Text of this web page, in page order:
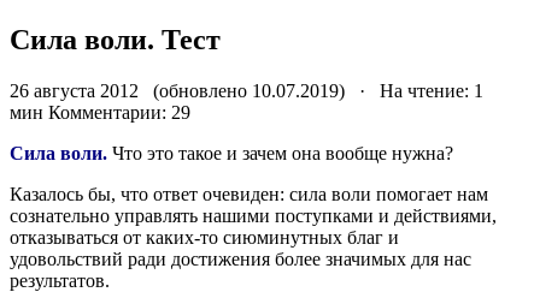
Сила воли. Тест
26 августа 2012 (обновлено 10.07.2019) · На чтение: 1
мин Комментарии: 29
Сила воли. Что это такое и зачем она вообще нужна?
Казалось бы, что ответ очевиден: сила воли помогает нам
сознательно управлять нашими поступками и действиями,
отказываться от каких-то сиюминутных благ и
удовольствий ради достижения более значимых для нас
результатов.